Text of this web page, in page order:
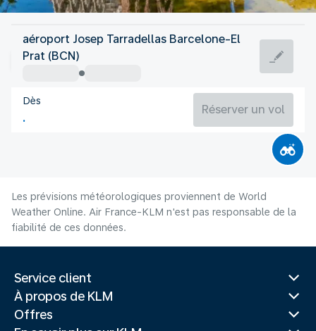
Espagne
Barcelone
Durée du vol
aéroport Josep Tarradellas Barcelone-El
Prat (BCN)
Dès
Réserver un vol
Les prévisions météorologiques proviennent de World
Weather Online. Air France-KLM n'est pas responsable de la
fiabilité de ces données.
Service client
À propos de KLM
Offres